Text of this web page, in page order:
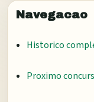
Navegacao
Historico
Proximo